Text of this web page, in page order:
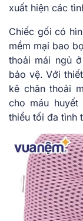
xuất hiện các
Chiếc gối có
mềm mại bao
thoải mái ngủ
bảo vệ. Với
kê chân thoải
cho máu
thiểu tối đa tình